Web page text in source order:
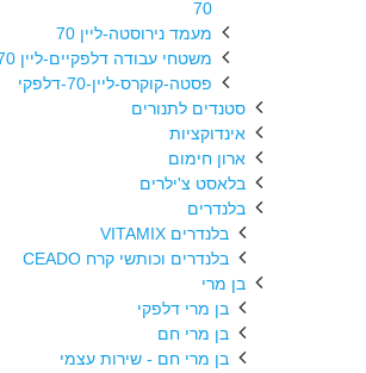
70
מעמד נירוסטה-ליין 70
משטחי עבודה דלפקיים-ליין 70
פסטה-קוקרס-ליין-70-דלפקי
סטנדים לתנורים
אינדוקציות
ארון חימום
בלאסט צ'ילרים
בלנדרים
בלנדרים VITAMIX
בלנדרים וכותשי קרח CEADO
בן מרי
בן מרי דלפקי
בן מרי חם
בן מרי חם - שירות עצמי